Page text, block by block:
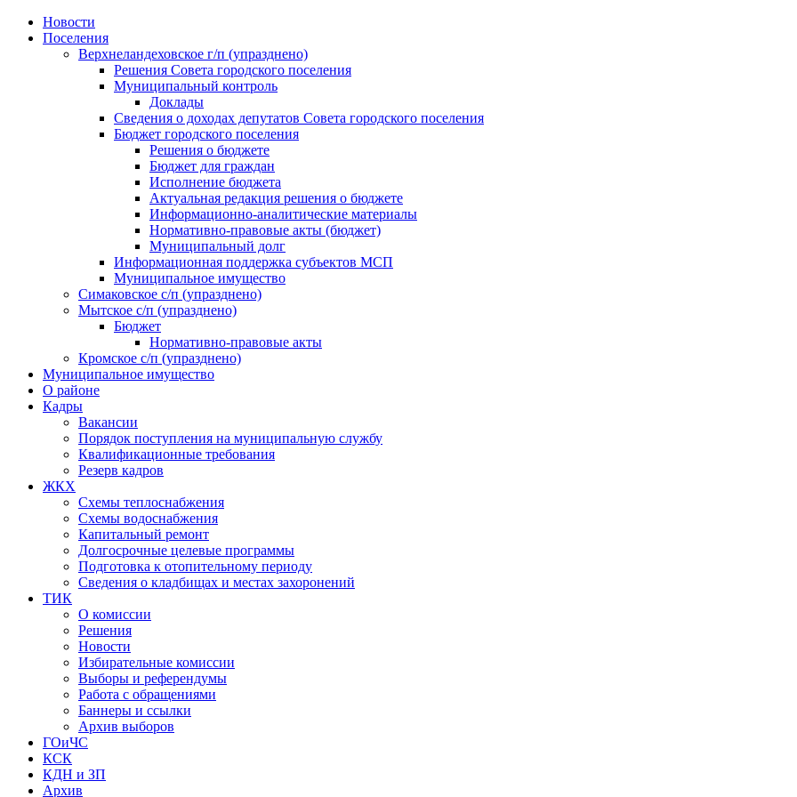
Skip
Новости
Поселения
Верхнеландеховское г/п (упразднено)
Решения Совета городского поселения
Муниципальный контроль
Доклады
Сведения о доходах депутатов Совета городского поселения
Бюджет городского поселения
Решения о бюджете
Бюджет для граждан
Исполнение бюджета
Актуальная редакция решения о бюджете
Информационно-аналитические материалы
Нормативно-правовые акты (бюджет)
Муниципальный долг
Информационная поддержка субъектов МСП
Муниципальное имущество
Симаковское с/п (упразднено)
Мытское с/п (упразднено)
Бюджет
Нормативно-правовые акты
Кромское с/п (упразднено)
Муниципальное имущество
О районе
Кадры
Вакансии
Порядок поступления на муниципальную службу
Квалификационные требования
Резерв кадров
ЖКХ
Схемы теплоснабжения
Схемы водоснабжения
Капитальный ремонт
Долгосрочные целевые программы
Подготовка к отопительному периоду
Сведения о кладбищах и местах захоронений
ТИК
О комиссии
Решения
Новости
Избирательные комиссии
Выборы и референдумы
Работа с обращениями
Баннеры и ссылки
Архив выборов
ГОиЧС
КСК
КДН и ЗП
Архив